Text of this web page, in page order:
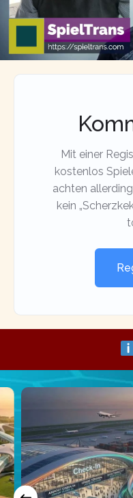
Mit einer
kostenlos
achten
kein